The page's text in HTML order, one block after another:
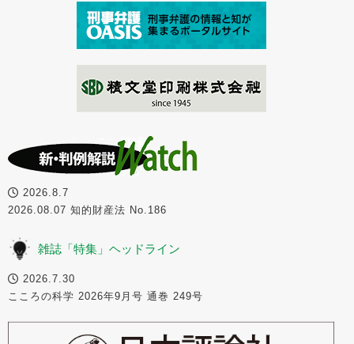
2026.8.7
2026.08.07 知的財産法 No.186
雑誌「特集」ヘッドライン
2026.7.30
こころの科学 2026年9月号 通巻 249号